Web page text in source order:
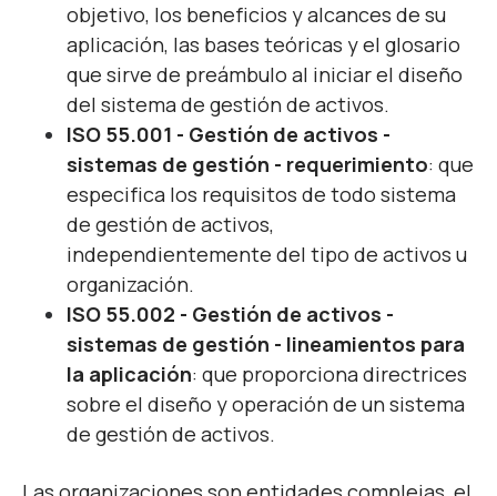
objetivo, los beneficios y alcances de su
aplicación, las bases teóricas y el glosario
que sirve de preámbulo al iniciar el diseño
del sistema de gestión de activos.
ISO 55.001 - Gestión de activos -
sistemas de gestión - requerimiento: que
especifica los requisitos de todo sistema
de gestión de activos,
independientemente del tipo de activos u
organización.
ISO 55.002 - Gestión de activos -
sistemas de gestión - lineamientos para
la aplicación: que proporciona directrices
sobre el diseño y operación de un sistema
de gestión de activos.